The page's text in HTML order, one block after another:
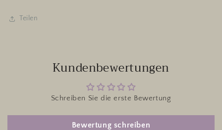
Teilen
Kundenbewertungen
Schreiben Sie die erste Bewertung
Bewertung schreiben